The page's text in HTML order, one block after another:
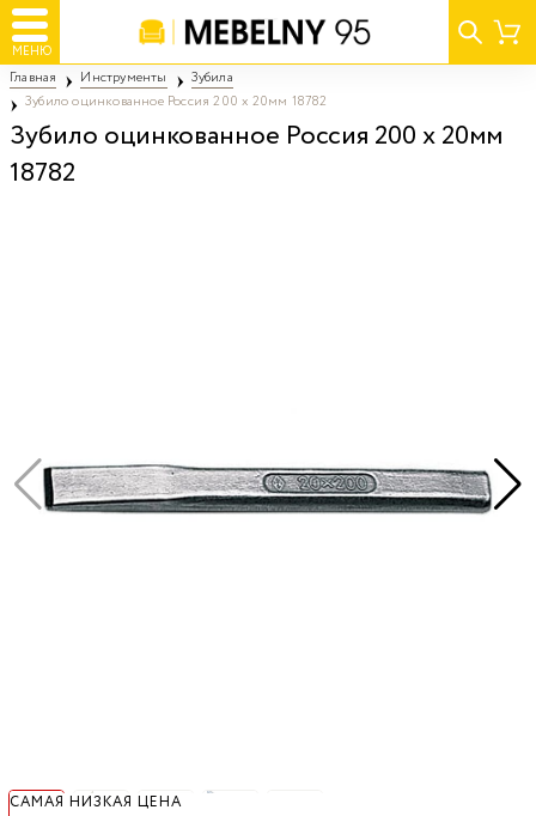
МЕНЮ
Главная Инструменты
Зубила
Зубило оцинкованное Россия 200 х 20мм 18782
Зубило оцинкованное Россия 200 х 20мм
18782
САМАЯ НИЗКАЯ ЦЕНА